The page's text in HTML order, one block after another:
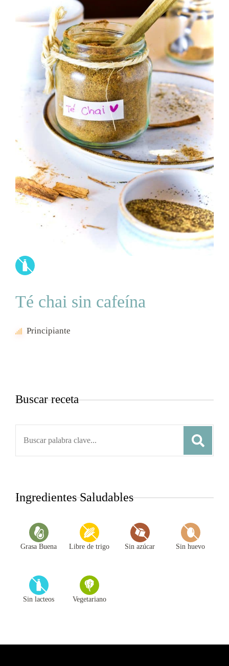
Té chai sin cafeína
Principiante
Buscar receta
for:
Ingredientes Saludables
Grasa Buena Libre de trigo Sin azúcar Sin huevo
Sin lacteos Vegetariano